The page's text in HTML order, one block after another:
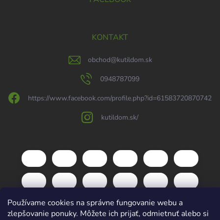
Používame cookies na správne fungovanie webu a
zlepšovanie ponuky. Môžete ich prijať, odmietnuť alebo si
KONTAKT
obchod@kutildom.sk
0948787099
https://www.facebook.com/profile.php?id=61583720870742
kutildom.sk/